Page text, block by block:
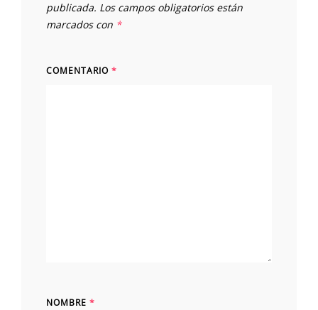
publicada. Los campos obligatorios están
marcados con *
COMENTARIO *
NOMBRE *